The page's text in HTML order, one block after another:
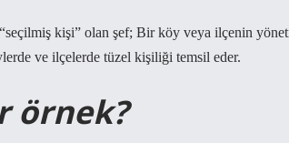
kişi” olan şef; Bir köy veya ilçenin
ve ilçelerde tüzel kişiliği temsil eder.
örnek?